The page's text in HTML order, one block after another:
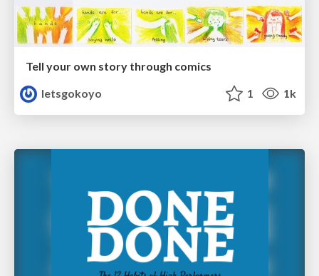
Tell your own story through comics
letsgokoyo
1 1k